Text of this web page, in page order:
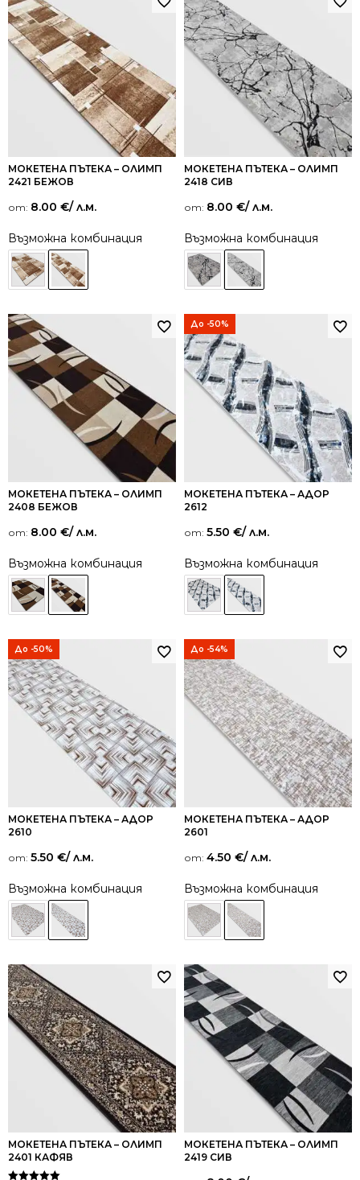
МОКЕТЕНА ПЪТЕКА – ОЛИМП
2421 БЕЖОВ
от: 8.00 €/ л.м.
Възможна комбинация
МОКЕТЕНА ПЪТЕКА – ОЛИМП
2418 СИВ
от: 8.00 €/ л.м.
Възможна комбинация
МОКЕТЕНА ПЪТЕКА – ОЛИМП
2408 БЕЖОВ
от: 8.00 €/ л.м.
Възможна комбинация
До -50%
МОКЕТЕНА ПЪТЕКА – АДОР
2612
от: 5.50 €/ л.м.
Възможна комбинация
До -50%
МОКЕТЕНА ПЪТЕКА – АДОР
2610
от: 5.50 €/ л.м.
Възможна комбинация
До -54%
МОКЕТЕНА ПЪТЕКА – АДОР
2601
от: 4.50 €/ л.м.
Възможна комбинация
МОКЕТЕНА ПЪТЕКА – ОЛИМП
2401 КАФЯВ
МОКЕТЕНА ПЪТЕКА – ОЛИМП
2419 СИВ